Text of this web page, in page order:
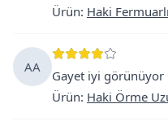
Ürün: Haki
AA
Gayet iyi görünüyor
Ürün: Haki Örme